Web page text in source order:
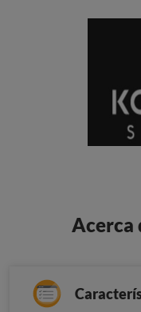
Acerca